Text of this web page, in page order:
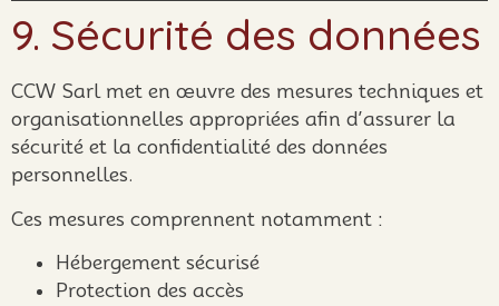
9. Sécurité des données
CCW Sarl met en œuvre des mesures techniques et
organisationnelles appropriées afin d’assurer la
sécurité et la confidentialité des données
personnelles.
Ces mesures comprennent notamment :
Hébergement sécurisé
Protection des accès